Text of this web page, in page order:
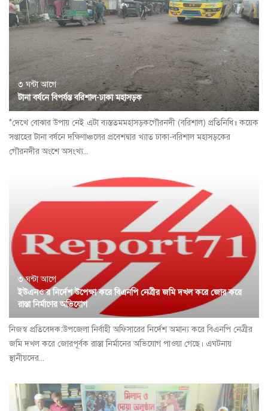
৩ ঘন্টা আগে
টানা বর্ষনে বিপর্যস্ত বরিশাল-ঢাকা মহাসড়ক
*দেখে বোঝার উপায় নেই এটা ব্যস্ততমমহাসড়কগৌরনদী (বরিশাল) প্রতিনিধি॥ কয়েক
সপ্তাহের টানা বর্ষনে দক্ষিণাঞ্চলের প্রবেশদ্বার খ্যাত ঢাকা-বরিশাল মহাসড়কের
গৌরনদীর অংশে অসংখ্য...
৩ ঘন্টা আগে
ইউএনও’র নির্দেশ উপেক্ষা করে বিএনপি নেত্রীর জমি দখল করে জোর করে
রাস্তা নির্মাণের অভিযোগ
নিজস্ব প্রতিবেদক:উপজেলা নির্বাহী অফিসারের নির্দেশ অমান্য করে বিএনপি নেত্রীর
জমি দখল করে জোরপূর্বক রাস্তা নির্মানের অভিযোগ পাওয়া গেছে। এঘটনায়
স্থানীয়দের...